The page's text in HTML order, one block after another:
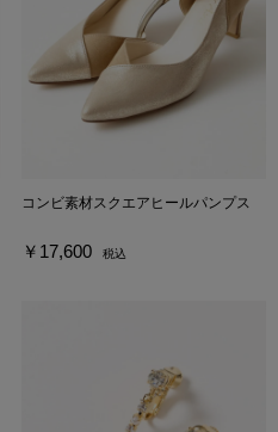
コンビ素材スクエアヒールパンプス
￥17,600 税込